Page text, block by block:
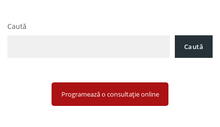
Caută
Caută
Programează o consultație online